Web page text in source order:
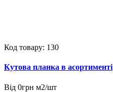
Код товару: 130
Кутова планка в асортименті
Від 0грн м2/шт